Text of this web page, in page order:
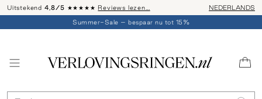
Uitstekend 4,8/5 ★★★★★ Reviews lezen… Advies: 020 -
NEDERLANDS
Summer-Sale – bespaar nu tot 15%